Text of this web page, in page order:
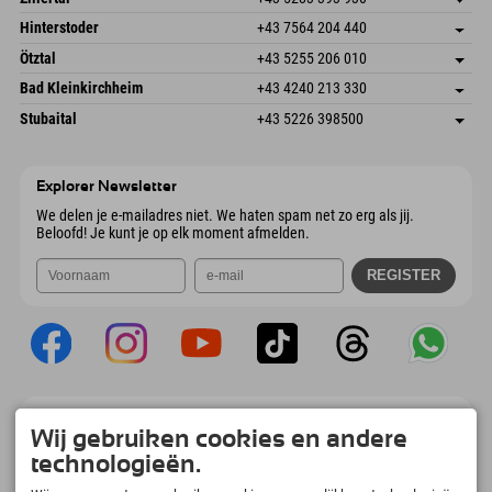
Oostenrijk
Booking
Schmiedau 2
Oostenrijk
Adres opslaan
Booking
Hinterstoder +43 7564 204 440
Freizeitpark 10
Oostenrijk
Adres opslaan
Booking
Ötztal +43 5255 206 010
Gscheat 14
Oostenrijk
Adres opslaan
Booking
Bad Kleinkirchheim +43 4240 213 330
Dorfstraße 24
Adres opslaan
Stubaital +43 5226 398500
Explorer Newsletter
We delen je e-mailadres niet. We haten spam net zo erg als jij.
Beloofd! Je kunt je op elk moment afmelden.
Upload je #ExplorerMoments, Mijn Explorer
To Go met een boekingsoverzicht, bucketlist,
restaurantoverzicht en nog veel meer.
Wij gebruiken cookies en andere
technologieën.